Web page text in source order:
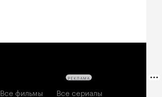
Все фильмы Все сериалы
РЕКЛАМА